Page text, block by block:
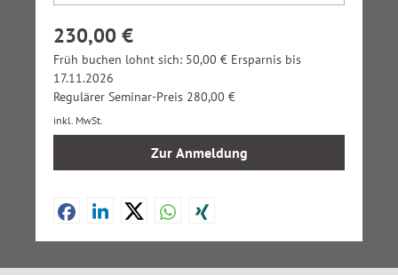
230,00 €
Früh buchen lohnt sich: 50,00 € Ersparnis bis
17.11.2026
Regulärer Seminar-Preis 280,00 €
inkl. MwSt.
Zur Anmeldung